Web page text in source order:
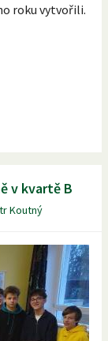
roku vytvořili.
v kvartě B
Koutný